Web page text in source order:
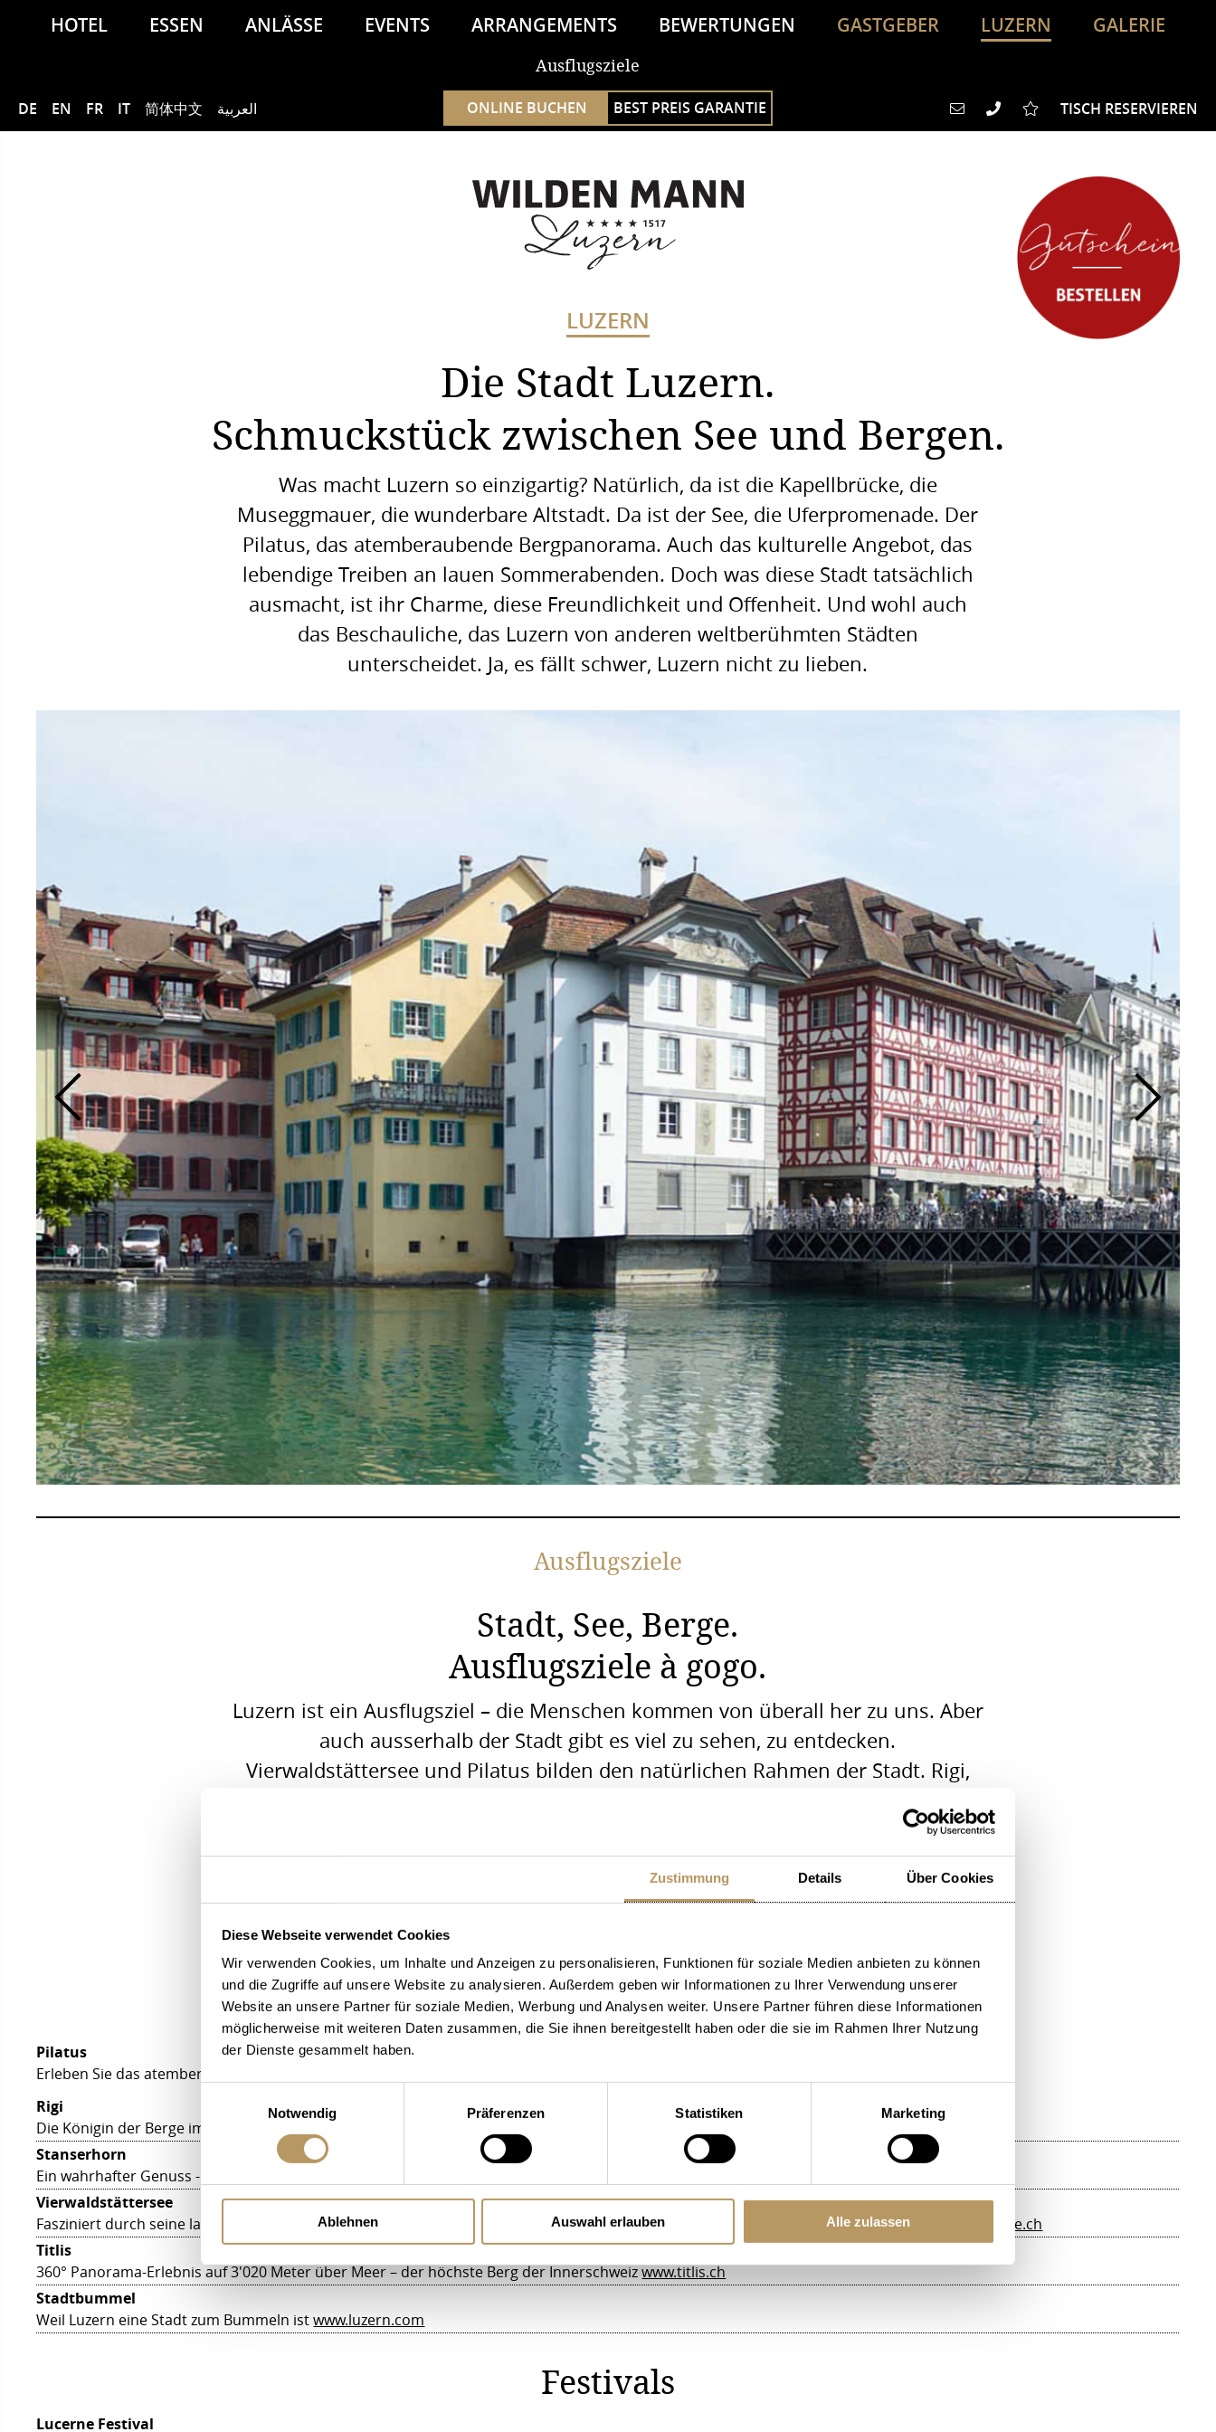
Zustimmung Details Über Cookies
Diese Webseite verwendet Cookies
Wir verwenden Cookies, um Inhalte und Anzeigen zu personalisieren, Funktionen für soziale Medien anbieten zu können
und die Zugriffe auf unsere Website zu analysieren. Außerdem geben wir Informationen zu Ihrer Verwendung unserer
Website an unsere Partner für soziale Medien, Werbung und Analysen weiter. Unsere Partner führen diese Informationen
möglicherweise mit weiteren Daten zusammen, die Sie ihnen bereitgestellt haben oder die sie im Rahmen Ihrer Nutzung
der Dienste gesammelt haben.
Notwendig
Präferenzen Statistiken Marketing
Ablehnen Auswahl erlauben Alle zulassen
HOTEL ESSEN ANLÄSSE EVENTS ARRANGEMENTS BEWERTUNGEN GASTGEBER LUZERN
GALERIE
NEWS
Ausflugsziele
DE EN FR IT 简体中文 العربية ONLINE BUCHEN BEST PREIS GARANTIE TISCH RESERVIEREN
LUZERN
Die Stadt Luzern.
Schmuckstück zwischen See und Bergen.
Was macht Luzern so einzigartig? Natürlich, da ist die Kapellbrücke, die
Museggmauer, die wunderbare Altstadt. Da ist der See, die Uferpromenade. Der
Pilatus, das atemberaubende Bergpanorama. Auch das kulturelle Angebot, das
lebendige Treiben an lauen Sommerabenden. Doch was diese Stadt tatsächlich
ausmacht, ist ihr Charme, diese Freundlichkeit und Offenheit. Und wohl auch
das Beschauliche, das Luzern von anderen weltberühmten Städten
unterscheidet. Ja, es fällt schwer, Luzern nicht zu lieben.
Ausflugsziele
Stadt, See, Berge.
Ausflugsziele à gogo.
Luzern ist ein Ausflugsziel – die Menschen kommen von überall her zu uns. Aber
auch ausserhalb der Stadt gibt es viel zu sehen, zu entdecken.
Vierwaldstättersee und Pilatus bilden den natürlichen Rahmen der Stadt. Rigi,
aus in Kürze zu erreichen. Die Möglichkeiten sind schier unbegrenzt. Wir zeigen
Ihnen gerne persönlich, wie Sie Ihre Ferien bei uns genauso gestalten können,
wie Sie sich das wünschen – einmalig und unvergesslich wird es auf jeden Fall.
Ausflüge
Pilatus
Erleben Sie das atemberaubende Gipfelpanorama auf 2'132 m ü.M.
Rigi
Die Königin der Berge im Herzen der Schweiz
Stanserhorn
Ein wahrhafter Genuss - das Bergpanorama vom Stanserhorn mit dem Drehrestaurant (1'900 m ü.M.)
Vierwaldstättersee
Fasziniert durch seine landschaftliche Schönheit, die Reize der Binnenschifffahrt und die am See liegenden historischen Stätten.www.lakelucerne.ch
Titlis
360° Panorama-Erlebnis auf 3'020 Meter über Meer – der höchste Berg der Innerschweizwww.titlis.ch
Stadtbummel
Weil Luzern eine Stadt zum Bummeln istwww.luzern.com
Festivals
Lucerne Festival